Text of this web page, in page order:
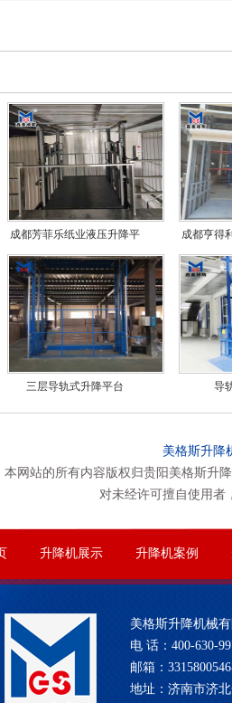
成都芳菲乐纸业液压升降平
成都亨得
三层导轨式升降平台 导
美格斯升降
本网站的所有内容版权归贵阳美格斯升
对未经许可擅自使用者
升降机展示 升降机案例
美格斯升降机械
电 话：400-630-
邮箱：
地址：济南市济